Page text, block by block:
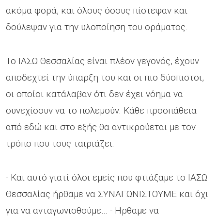
ακόμα φορά, και όλους όσους πίστεψαν και
δούλεψαν για την υλοποίηση του οράματος.
Το ΙΑΣΩ Θεσσαλίας είναι πλέον γεγονός, έχουν
αποδεχτεί την ύπαρξη του και οι πιο δύσπιστοι,
οι οποίοι κατάλαβαν ότι δεν έχει νόημα να
συνεχίσουν να το πολεμούν. Κάθε προσπάθεια
από εδώ και στο εξής θα αντικρούεται με τον
τρόπο που τους ταιριάζει.
- Και αυτό γιατί όλοι εμείς που φτιάξαμε το ΙΑΣΩ
Θεσσαλίας ήρθαμε να ΣΥΝΑΓΩΝΙΣΤΟΥΜΕ και όχι
για να ανταγωνισθούμε… - Ηρθαμε να